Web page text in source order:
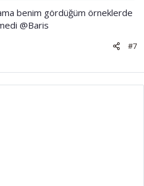
benim gördüğüm örneklerde
@Baris
#7